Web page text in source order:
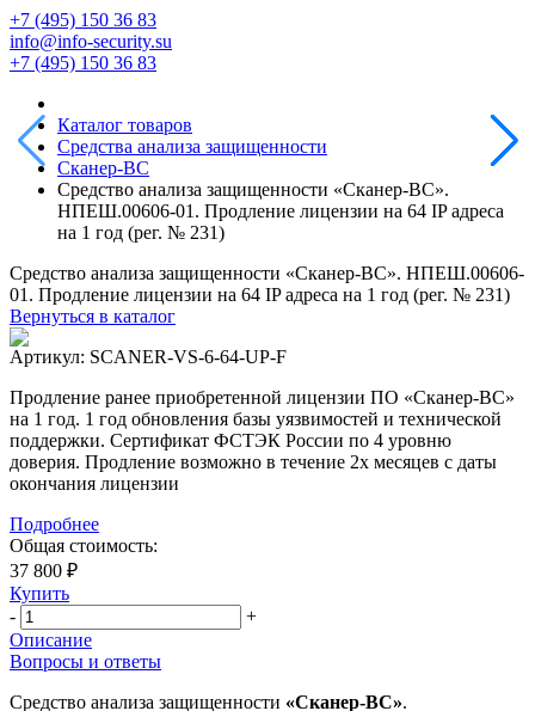
+7 (495) 150 36 83
info@info-security.su
+7 (495) 150 36 83
Каталог товаров
Средства анализа защищенности
Сканер-ВС
Средство анализа защищенности «Сканер-ВС».
НПЕШ.00606-01. Продление лицензии на 64 IP адреса
на 1 год (рег. № 231)
Средство анализа защищенности «Сканер-ВС». НПЕШ.00606-
01. Продление лицензии на 64 IP адреса на 1 год (рег. № 231)
Вернуться в каталог
Артикул: SCANER-VS-6-64-UP-F
Продление ранее приобретенной лицензии ПО «Сканер-ВС»
на 1 год. 1 год обновления базы уязвимостей и технической
поддержки. Сертификат ФСТЭК России по 4 уровню
доверия. Продление возможно в течение 2х месяцев с даты
окончания лицензии
Подробнее
Общая стоимость:
37 800 ₽
Купить
-
+
Описание
Вопросы и ответы
Средство анализа защищенности «Сканер-ВС».